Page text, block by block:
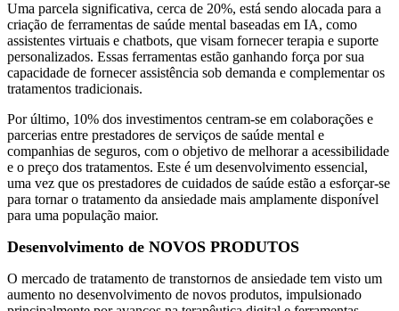
Uma parcela significativa, cerca de 20%, está sendo alocada para a
criação de ferramentas de saúde mental baseadas em IA, como
assistentes virtuais e chatbots, que visam fornecer terapia e suporte
personalizados. Essas ferramentas estão ganhando força por sua
capacidade de fornecer assistência sob demanda e complementar os
tratamentos tradicionais.
Por último, 10% dos investimentos centram-se em colaborações e
parcerias entre prestadores de serviços de saúde mental e
companhias de seguros, com o objetivo de melhorar a acessibilidade
e o preço dos tratamentos. Este é um desenvolvimento essencial,
uma vez que os prestadores de cuidados de saúde estão a esforçar-se
para tornar o tratamento da ansiedade mais amplamente disponível
para uma população maior.
Desenvolvimento de NOVOS PRODUTOS
O mercado de tratamento de transtornos de ansiedade tem visto um
aumento no desenvolvimento de novos produtos, impulsionado